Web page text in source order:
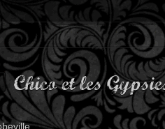
Chico et les